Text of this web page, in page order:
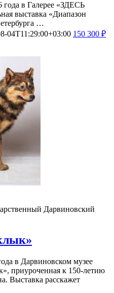
года в Галерее «ЗДЕСЬ
выставка «Диапазон
…
04T11:29:00+03:00 150 300 ₽
Дарвиновский
в Дарвиновском музее
приуроченная к 150-летию
Выставка расскажет